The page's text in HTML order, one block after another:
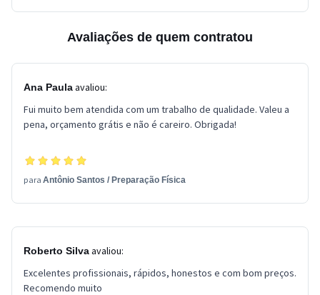
Avaliações de quem contratou
Ana Paulaavaliou:
Fui muito bem atendida com um trabalho de qualidade. Valeu a
pena, orçamento grátis e não é careiro. Obrigada!
para Antônio Santos / Preparação Física
Roberto Silvaavaliou:
Excelentes profissionais, rápidos, honestos e com bom preços.
Recomendo muito